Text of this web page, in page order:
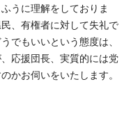
うに理解をしておりま
、有権者に対して失礼で
でもいいという態度は、
応援団長、実質的には党
かお伺いをいたします。